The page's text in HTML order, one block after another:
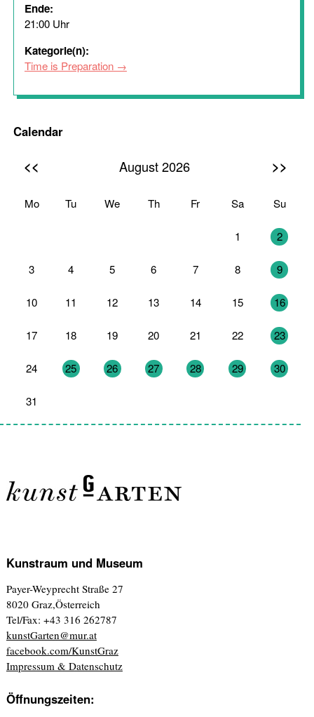
Ende:
21:00 Uhr
Kategorie(n):
Time is Preparation
Calendar
<< August 2026 >>
Mo Tu We Th Fr Sa Su
1 2
3 4 5 6 7 8 9
10 11 12 13 14 15 16
17 18 19 20 21 22 23
24 25 26 27 28 29 30
31
Kunstraum und Museum
Payer-Weyprecht Straße 27
8020 Graz,Österreich
Tel/Fax: +43 316 262787
kunstGarten@mur.at
facebook.com/KunstGraz
Impressum & Datenschutz
Öffnungszeiten: